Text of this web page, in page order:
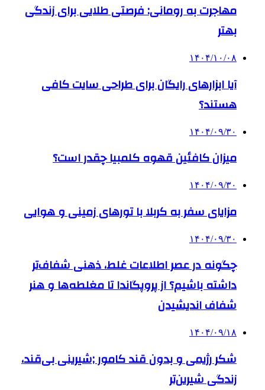
مهاجرت به رومانی: فرصتی طلایی برای زندگی
بهتر
۱۴۰۴/۱۰/۰۸
آیا ابزارهای رایگان برای طراحی سایت کافی
هستند؟
۱۴۰۴/۰۹/۳۰
میزان کافئین قهوه کلمبیا چقدر است؟
۱۴۰۴/۰۹/۳۰
مزایای سفر به کربلا با تورهای زمینی و هوایی
۱۴۰۴/۰۹/۳۰
چگونه در عصر اطلاعات غلط، ذهنی شفاف‌تر
داشته باشیم؟ از پروپگاندا تا مغلطه‌ها و هنر
شفاف اندیشیدن
۱۴۰۴/۰۹/۱۸
شکر رژیمی و بدون قند کامور ;شیرینی بی‌قند،
زندگی شیرین‌تر